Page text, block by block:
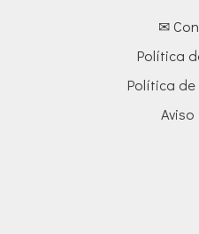
✉
Política
Política